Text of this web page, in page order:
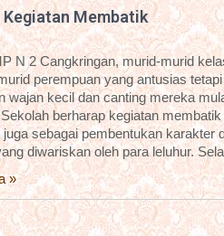
Kegiatan Membatik
N 2 Cangkringan, murid-murid
perempuan yang antusias
wajan kecil dan canting mereka
berharap kegiatan
sebagai pembentukan karakter
diwariskan oleh para leluhur.
»